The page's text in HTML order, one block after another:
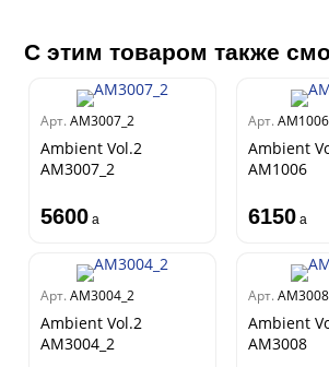
Linen
Natura
King
Him
С этим товаром также
Арт.AM3007_2
Ambient Vol.2
AM3007_2
5600 a
Арт. AM1006
Ambient
AM1006
6150 a
Арт.AM3004_2
Ambient Vol.2
AM3004_2
Арт. AM3008
Ambient
AM3008